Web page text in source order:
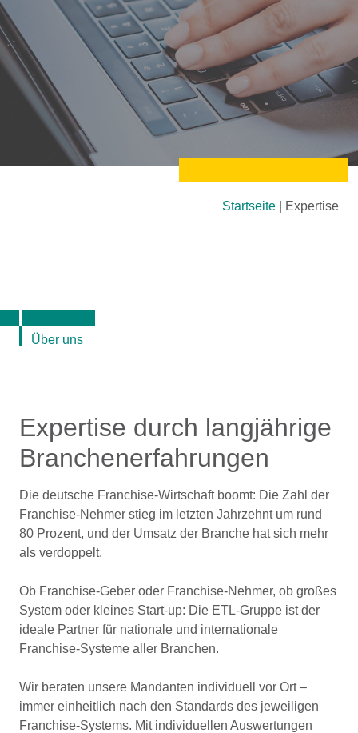
Startseite Expertise
Über uns
Expertise durch langjährige
Branchenerfahrungen
Die deutsche Franchise-Wirtschaft boomt: Die Zahl der
Franchise-Nehmer stieg im letzten Jahrzehnt um rund
80 Prozent, und der Umsatz der Branche hat sich mehr
als verdoppelt.
Ob Franchise-Geber oder Franchise-Nehmer, ob großes
System oder kleines Start-up: Die ETL-Gruppe ist der
ideale Partner für nationale und internationale
Franchise-Systeme aller Branchen.
Wir beraten unsere Mandanten individuell vor Ort –
immer einheitlich nach den Standards des jeweiligen
Franchise-Systems. Mit individuellen Auswertungen